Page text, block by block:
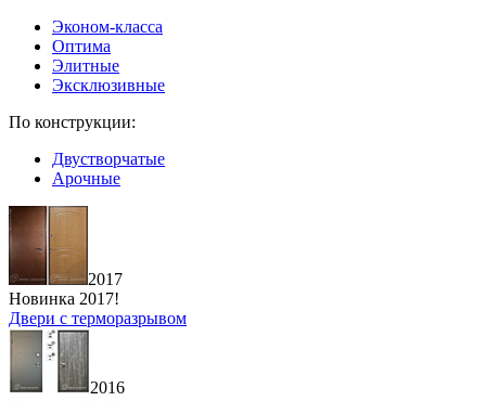
Эконом-класса
Оптима
Элитные
Эксклюзивные
По конструкции:
Двустворчатые
Арочные
2017
Новинка 2017!
Двери с терморазрывом
2016